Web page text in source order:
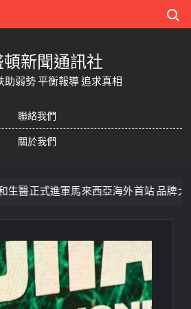
新聞通訊社
助弱勢 平衡報導 追求真相
聯絡我們
關於我們
進軍馬來西亞海外首站 品牌大使翁立